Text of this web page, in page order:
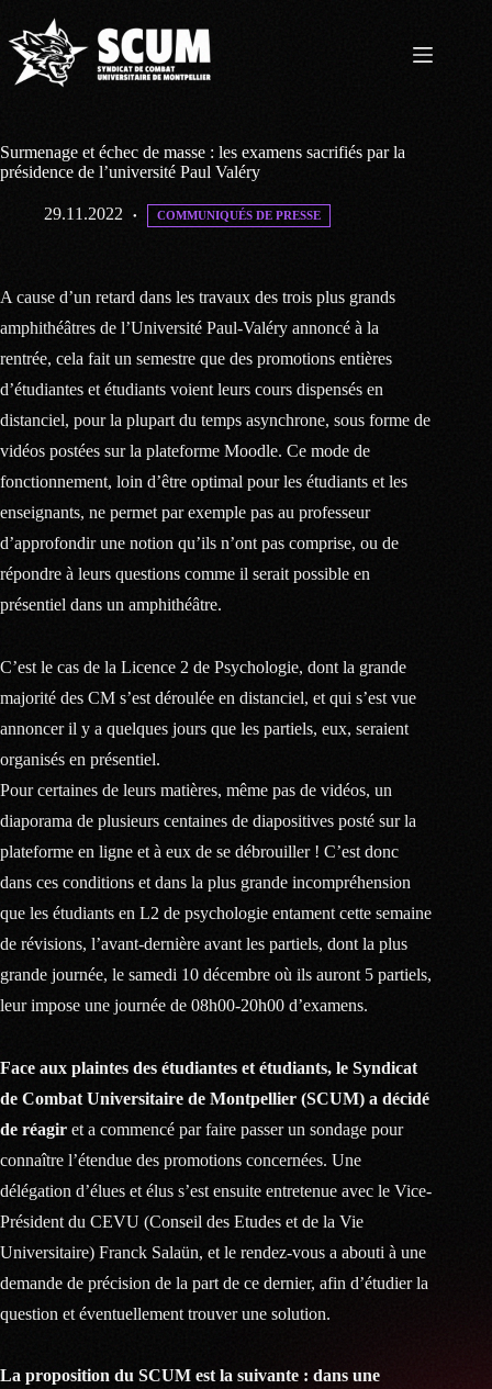
contenu
Surmenage et échec de masse : les examens sacrifiés par la
présidence de l’université Paul Valéry
29.11.2022 COMMUNIQUÉS DE PRESSE
A cause d’un retard dans les travaux des trois plus grands
amphithéâtres de l’Université Paul-Valéry annoncé à la
rentrée, cela fait un semestre que des promotions entières
d’étudiantes et étudiants voient leurs cours dispensés en
distanciel, pour la plupart du temps asynchrone, sous forme de
vidéos postées sur la plateforme Moodle. Ce mode de
fonctionnement, loin d’être optimal pour les étudiants et les
enseignants, ne permet par exemple pas au professeur
d’approfondir une notion qu’ils n’ont pas comprise, ou de
répondre à leurs questions comme il serait possible en
présentiel dans un amphithéâtre.
C’est le cas de la Licence 2 de Psychologie, dont la grande
majorité des CM s’est déroulée en distanciel, et qui s’est vue
annoncer il y a quelques jours que les partiels, eux, seraient
organisés en présentiel.
Pour certaines de leurs matières, même pas de vidéos, un
diaporama de plusieurs centaines de diapositives posté sur la
plateforme en ligne et à eux de se débrouiller ! C’est donc
dans ces conditions et dans la plus grande incompréhension
que les étudiants en L2 de psychologie entament cette semaine
de révisions, l’avant-dernière avant les partiels, dont la plus
grande journée, le samedi 10 décembre où ils auront 5 partiels,
leur impose une journée de 08h00-20h00 d’examens.
Face aux plaintes des étudiantes et étudiants, le Syndicat
de Combat Universitaire de Montpellier (SCUM) a décidé
de réagir et a commencé par faire passer un sondage pour
connaître l’étendue des promotions concernées. Une
délégation d’élues et élus s’est ensuite entretenue avec le Vice-
Président du CEVU (Conseil des Etudes et de la Vie
Universitaire) Franck Salaün, et le rendez-vous a abouti à une
demande de précision de la part de ce dernier, afin d’étudier la
question et éventuellement trouver une solution.
La proposition du SCUM est la suivante : dans une